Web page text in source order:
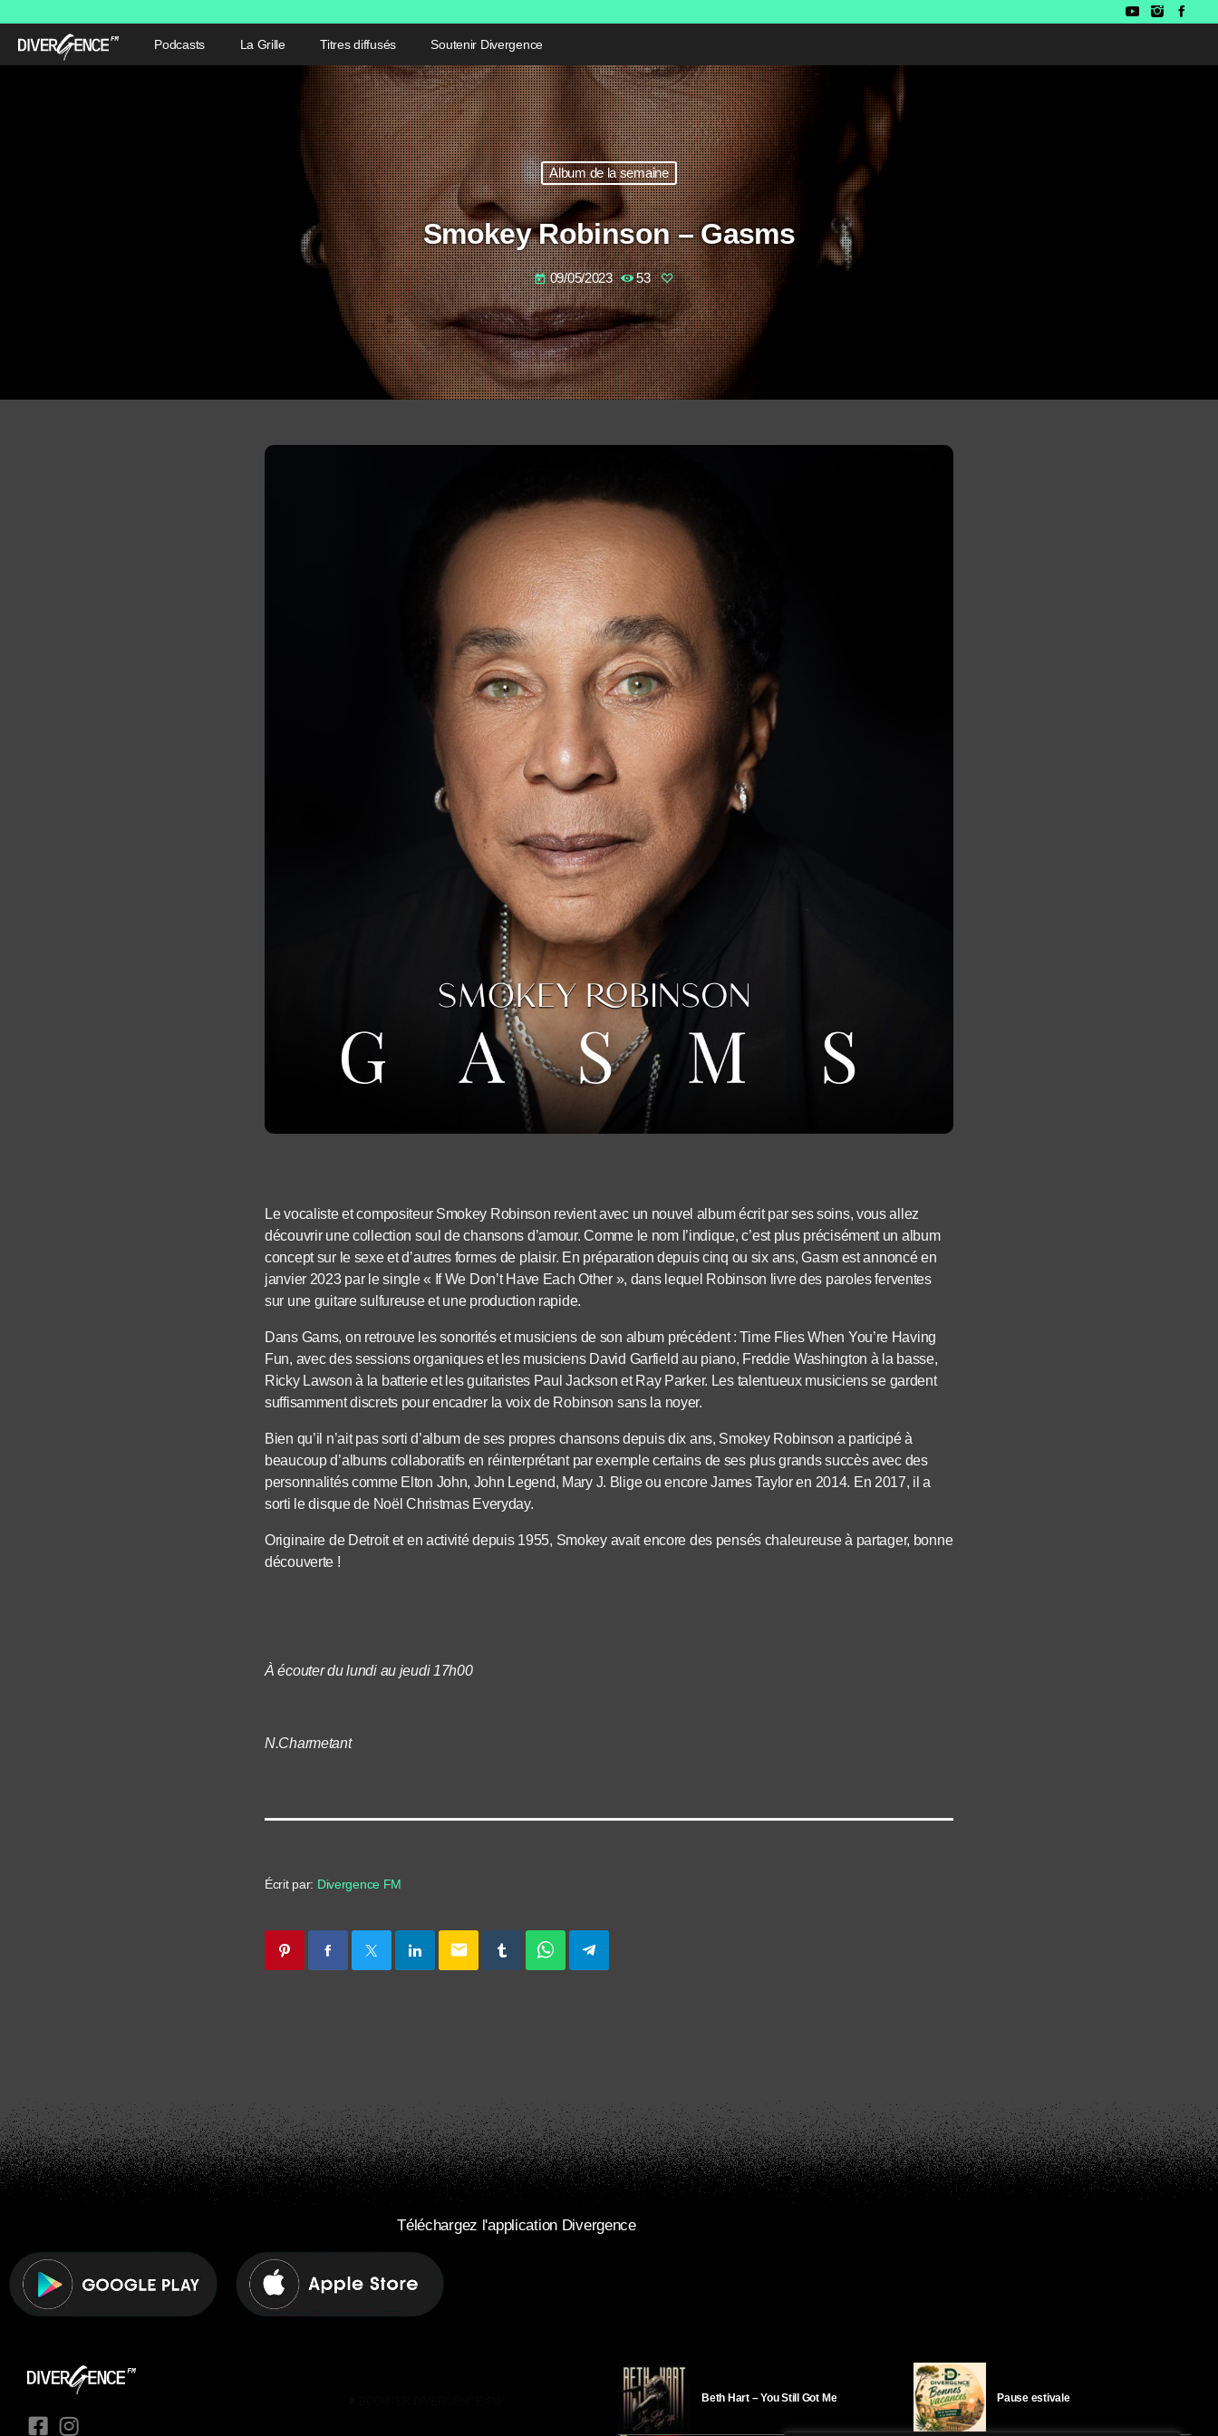
Podcasts La Grille Titres diffusés Soutenir Divergence
Album de la semaine
Smokey Robinson – Gasms
today 09/05/2023 53
Le vocaliste et compositeur Smokey Robinson revient avec un nouvel album écrit par ses soins, vous allez
découvrir une collection soul de chansons d’amour. Comme le nom l’indique, c’est plus précisément un album
concept sur le sexe et d’autres formes de plaisir. En préparation depuis cinq ou six ans, Gasm est annoncé en
janvier 2023 par le single « If We Don’t Have Each Other », dans lequel Robinson livre des paroles ferventes
sur une guitare sulfureuse et une production rapide.
Dans Gams, on retrouve les sonorités et musiciens de son album précédent : Time Flies When You’re Having
Fun, avec des sessions organiques et les musiciens David Garfield au piano, Freddie Washington à la basse,
Ricky Lawson à la batterie et les guitaristes Paul Jackson et Ray Parker. Les talentueux musiciens se gardent
suffisamment discrets pour encadrer la voix de Robinson sans la noyer.
Bien qu’il n’ait pas sorti d’album de ses propres chansons depuis dix ans, Smokey Robinson a participé à
beaucoup d’albums collaboratifs en réinterprétant par exemple certains de ses plus grands succès avec des
personnalités comme Elton John, John Legend, Mary J. Blige ou encore James Taylor en 2014. En 2017, il a
sorti le disque de Noël Christmas Everyday.
Originaire de Detroit et en activité depuis 1955, Smokey avait encore des pensés chaleureuse à partager, bonne
découverte !
À écouter du lundi au jeudi 17h00
N.Charmetant
Écrit par: Divergence FM
email
Téléchargez l'application Divergence
Beth Hart – You Still Got Me Pause estivale